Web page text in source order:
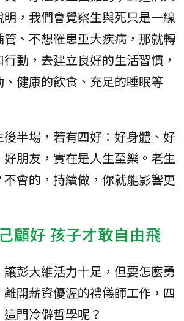
明，我們會覺察生與死只是一線
、不想罹患重大疾病，那就轉
動，去建立良好的生活習慣，
健康的飲食、充足的睡眠等
半場，若有四好：好身體、好
朋友，實在是人生至樂。老生
會的，持續做，你就能影響更
顧好 孩子才敢自由飛
彭大維活力十足，但要怎麼勇
開薪資優渥的禮儀師工作，四
門冷僻哲學呢？